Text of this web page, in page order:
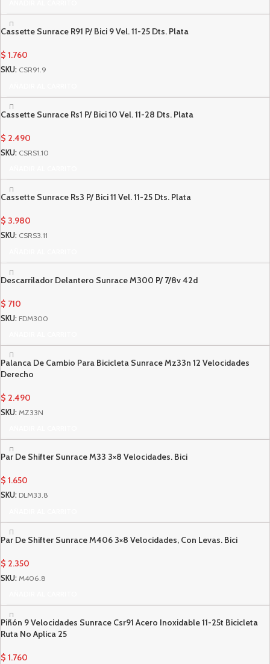
Cassette Sunrace R91 P/ Bici 9 Vel. 11-25 Dts. Plata
$ 1.760
SKU: CSR91.9
Cassette Sunrace Rs1 P/ Bici 10 Vel. 11-28 Dts. Plata
$ 2.490
SKU: CSRS1.10
Cassette Sunrace Rs3 P/ Bici 11 Vel. 11-25 Dts. Plata
$ 3.980
SKU: CSRS3.11
Descarrilador Delantero Sunrace M300 P/ 7/8v 42d
$ 710
SKU: FDM300
Palanca De Cambio Para Bicicleta Sunrace Mz33n 12 Velocidades
Derecho
$ 2.490
SKU: MZ33N
Par De Shifter Sunrace M33 3×8 Velocidades. Bici
$ 1.650
SKU: DLM33.8
Par De Shifter Sunrace M406 3×8 Velocidades, Con Levas. Bici
$ 2.350
SKU: M406.8
Piñón 9 Velocidades Sunrace Csr91 Acero Inoxidable 11-25t Bicicleta
Ruta No Aplica 25
$ 1.760